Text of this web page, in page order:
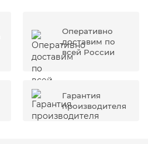
Оперативно
доставим по
всей России
Гарантия
производителя